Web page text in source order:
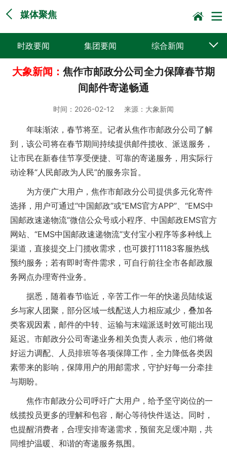
媒体聚焦
时政要闻 集团要闻 综合新闻
媒体聚焦 党建动态 普遍服务
大象新闻： 焦作市邮政分公司全力保障春节期
间邮件寄递畅通
时间： 2026-02-12 来源： 大象新闻
年味渐浓，春节将至。记者从焦作市邮政分公司了解
到，该公司将在春节期间持续提供邮件揽收、派送服务，
让市民在新春佳节享受便捷、可靠的寄递服务，用实际行
动诠释“人民邮政为人民”的服务宗旨。
为方便广大用户，焦作市邮政分公司提供多元化寄件
选择，用户可通过“中国邮政”或“EMS官方APP”、“EMS中
国邮政速递物流”微信公众号或小程序、中国邮政EMS官方
网站、“EMS中国邮政速递物流”支付宝小程序等多种线上
渠道，直接提交上门揽收需求，也可拨打11183客服热线
预约服务；若有即时寄件需求，可自行前往全市各邮政服
务网点办理寄件业务。
据悉，随着春节临近，辛苦工作一年的快递员陆续返
乡与家人团聚，部分区域一线配送人力相应减少，叠加各
类客观因素，邮件的中转、运输与末端派送时效可能出现
延迟。市邮政分公司寄递业务相关负责人表示，他们将做
好运力调配、人员排班等各项保障工作，全力降低各类因
素带来的影响，保障用户的用邮需求，守护好每一分牵挂
与期盼。
焦作市邮政分公司呼吁广大用户，给予坚守岗位的一
线揽投员更多的理解和包容，耐心等待快件送达。同时，
也提醒消费者，合理安排寄递需求，预留充足缓冲期，共
同维护温暖、和谐的寄递服务氛围。